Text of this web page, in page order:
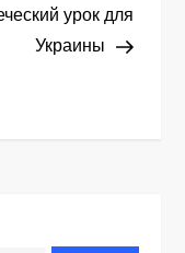
запис
урок для
Украины